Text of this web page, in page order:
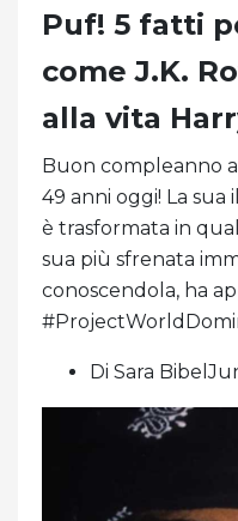
Puf! 5 fatti
come J.K.
alla vita
Buon compleanno
49 anni oggi! La
è trasformata in
sua più sfrenata
conoscendola, ha
Di Sara